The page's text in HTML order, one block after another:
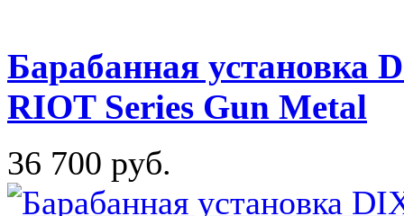
Барабанная установка
RIOT Series Gun Metal
36 700 руб.